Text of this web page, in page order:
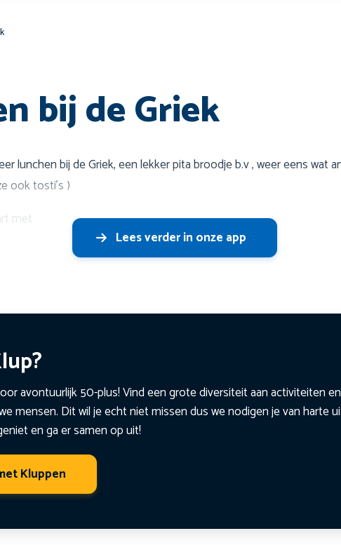
bij de Griek
lunchen bij de Griek, een lekker pita broodje b.v , weer eens wat
ook tosti’s )
met
Lees verder in onze app
avontuurlijk 50-plus! Vind een grote diversiteit aan activiteiten
mensen. Dit wil je echt niet missen dus we nodigen je van harte
en ga er samen op uit!
Kluppen